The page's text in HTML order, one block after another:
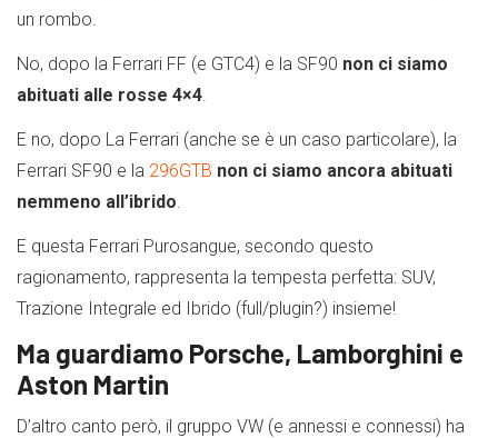
un rombo.
No, dopo la Ferrari FF (e GTC4) e la SF90 non ci siamo
abituati alle rosse 4×4
E no, dopo La Ferrari (anche se è un caso particolare), la
Ferrari SF90 e la 296GTB non ci siamo ancora abituati
nemmeno all’ibrido
E questa Ferrari Purosangue, secondo questo
ragionamento, rappresenta la tempesta perfetta: SUV,
Trazione Integrale ed Ibrido (full/plugin?) insieme!
Ma guardiamo Porsche, Lamborghini e
Aston Martin
D’altro canto però, il gruppo VW (e annessi e connessi) ha